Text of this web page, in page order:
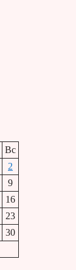
Вс
2
9
16
23
30